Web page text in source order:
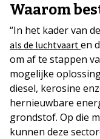
Waarom
“In het kader van
als de luchtvaart en
om af te stappen
mogelijke
diesel, kerosine
hernieuwbare
grondstof. Op die
kunnen deze